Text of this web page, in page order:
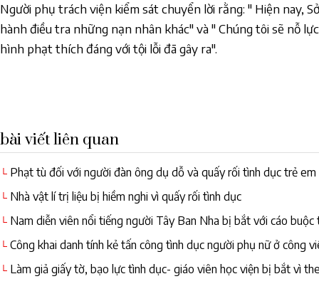
Người phụ trách viện kiểm sát chuyển lời rằng: " Hiện nay,
hành điều tra những nạn nhân khác" và " Chúng tôi sẽ nỗ
hình phạt thích đáng với tội lỗi đã gây ra".
bài viết liên quan
└ Phạt tù đối với người đàn ông dụ dỗ và quấy rối tình dục trẻ em
└ Nhà vật lí trị liệu bị hiềm nghi vì quấy rối tình dục
└ Nam diễn viên nổi tiếng người Tây Ban Nha bị bắt với cáo buộc
└ Công khai danh tính kẻ tấn công tình dục người phụ nữ ở công
└ Làm giả giấy tờ, bạo lực tình dục- giáo viên học viện bị bắt vì